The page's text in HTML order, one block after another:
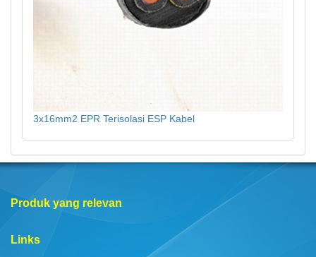
3x16mm2 EPR Terisolasi ESP Kabel
Produk yang relevan
Links